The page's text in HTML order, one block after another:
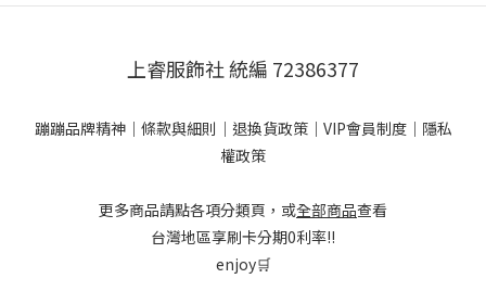
上睿服飾社 統編 72386377
蹦蹦品牌精神｜ 條款與細則 ｜ 退換貨政策｜ VIP會員制度｜ 隱私
權政策
更多商品請點各項分類頁，或全部商品查看
台灣地區享刷卡分期0利率!!
enjoy🛒